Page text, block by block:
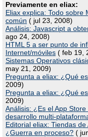
Previamente en eliax:
Eliax explica: Todo sobre
común ( jul 23, 2008)
Análisis: Javascript a
ago 24, 2008)
HTML 5 a ser punto de
Internet/móviles ( feb 19,
Sistemas Operativos
may 21, 2009)
Pregunta a eliax: ¿Qué
2009)
Pregunta a eliax: ¿Qué
2009)
Análisis: ¿Es el App
desarrollo multi-
Editorial eliax: Tiendas
¿Guerra en proceso? (